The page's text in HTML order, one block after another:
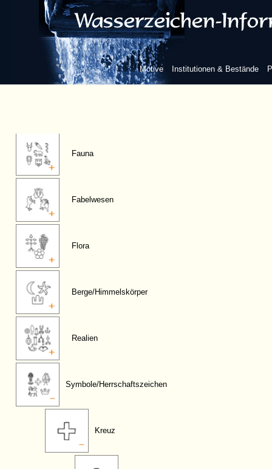
Motive Institutionen & Bestände
Fauna
Fabelwesen
Flora
Berge/Himmelskörper
Realien
Symbole/Herrschaftszeichen
Kreuz